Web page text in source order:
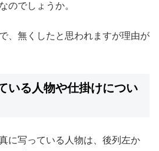
のでしょうか。
、無くしたと思われますが理由が
いる人物や仕掛けについ
に写っている人物は、後列左か